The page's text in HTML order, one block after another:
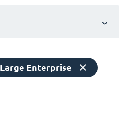
Large Enterprise